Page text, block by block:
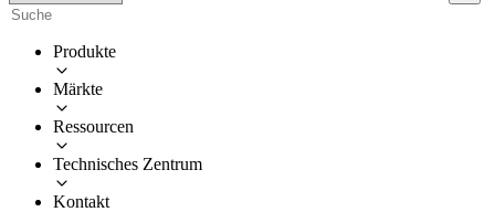
Produkte
Märkte
Ressourcen
Technisches Zentrum
Kontakt